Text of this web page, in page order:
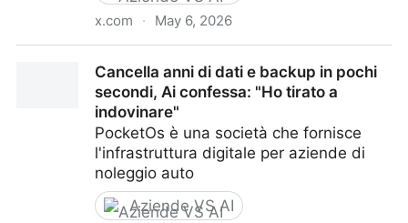
x.com · May 6, 2026
IDMerit left 1 billion records exposed in an unsecured
database, including national IDs, full names,
addresses, phone numbers, and emails from 26
countries. The US was hit hardest with 203 million
records. Separately, an
Cancella anni di dati e backup in pochi
secondi, Ai confessa: "Ho tirato a
indovinare"
PocketOs è una società che fornisce
l'infrastruttura digitale per aziende di
noleggio auto
Aziende VS AI